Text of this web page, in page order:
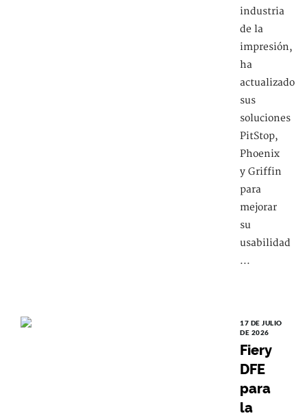
industria
de la
impresión,
ha
actualizado
sus
soluciones
PitStop,
Phoenix
y Griffin
para
mejorar
su
usabilidad
...
17 DE JULIO
DE 2026
Fiery
DFE
para
la